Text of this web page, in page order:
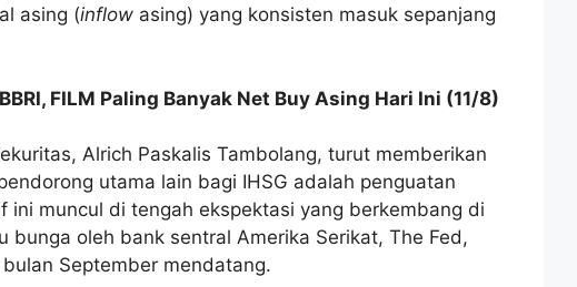
asing (inflow asing) yang konsisten masuk sepanjang
FILM Paling Banyak Net Buy Asing Hari Ini (11/8)
Alrich Paskalis Tambolang, turut memberikan
utama lain bagi IHSG adalah penguatan
ini muncul di tengah ekspektasi yang berkembang di
bunga oleh bank sentral Amerika Serikat, The Fed,
September mendatang.